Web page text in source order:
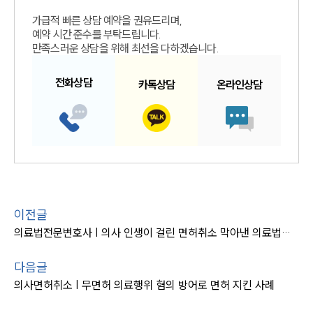
가급적 빠른 상담 예약을 권유드리며,
예약 시간 준수를 부탁드립니다.
만족스러운 상담을 위해 최선을 다하겠습니다.
전화상담 카톡상담 온라인상담
이전글
의료법전문변호사 | 의사 인생이 걸린 면허취소 막아낸 의료법변호사
다음글
의사면허취소 | 무면허 의료행위 혐의 방어로 면허 지킨 사례